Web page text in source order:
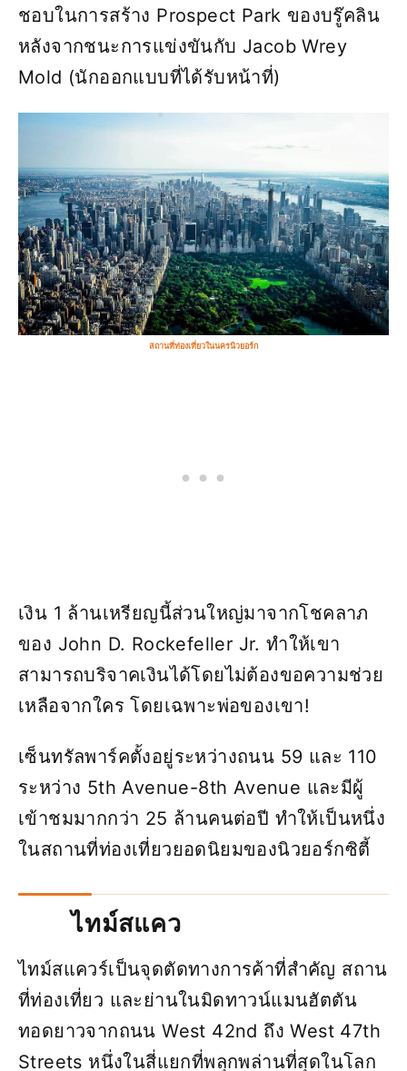
ชอบในการสร้าง Prospect Park ของบรู๊คลิน
หลังจากชนะการแข่งขันกับ Jacob Wrey
Mold (นักออกแบบที่ได้รับหน้าที่)
สถานที่ท่องเที่ยวในนครนิวยอร์ก
เงิน 1 ล้านเหรียญนี้ส่วนใหญ่มาจากโชคลาภ
ของ John D. Rockefeller Jr. ทำให้เขา
สามารถบริจาคเงินได้โดยไม่ต้องขอความช่วย
เหลือจากใคร โดยเฉพาะพ่อของเขา!
เซ็นทรัลพาร์คตั้งอยู่ระหว่างถนน 59 และ 110
ระหว่าง 5th Avenue-8th Avenue และมีผู้
เข้าชมมากกว่า 25 ล้านคนต่อปี ทำให้เป็นหนึ่ง
ในสถานที่ท่องเที่ยวยอดนิยมของนิวยอร์กซิตี้
ไทม์สแคว
ไทม์สแควร์เป็นจุดตัดทางการค้าที่สำคัญ สถาน
ที่ท่องเที่ยว และย่านในมิดทาวน์แมนฮัตตัน
ทอดยาวจากถนน West 42nd ถึง West 47th
Streets หนึ่งในสี่แยกที่พลุกพล่านที่สุดในโลก